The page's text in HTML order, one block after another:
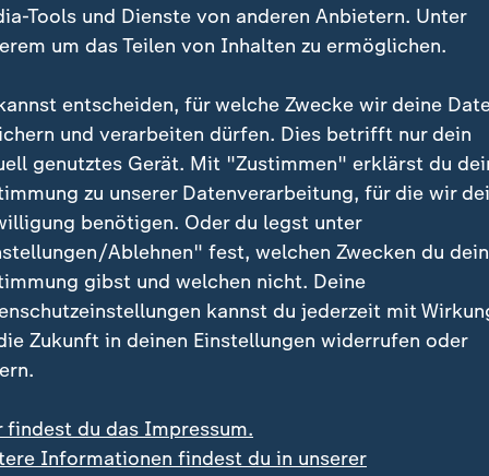
in Bonn:
setzt
unter Druck
1:23
Flughafen Leipzig/Halle
Drohnen-Vorfall:
prüfen Spuren
Video1:51
Tools und Dienste von anderen Anbietern. Unter
um das Teilen von Inhalten zu ermöglichen.
entscheiden, für welche Zwecke wir deine
und verarbeiten dürfen. Dies betrifft nur dein
genutztes Gerät. Mit "Zustimmen" erklärst du
zu unserer Datenverarbeitung, für die wir
benötigen. Oder du legst unter
Ablehnen" fest, welchen Zwecken du
gibst und welchen nicht. Deine
kannst du jederzeit mit
Zukunft in deinen Einstellungen widerrufen oder
findest du das Impressum.
Informationen findest du in unserer